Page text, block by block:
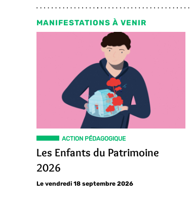
MANIFESTATIONS À VENIR
ACTION PÉDAGOGIQUE
Les Enfants du Patrimoine
2026
Le vendredi 18 septembre 2026